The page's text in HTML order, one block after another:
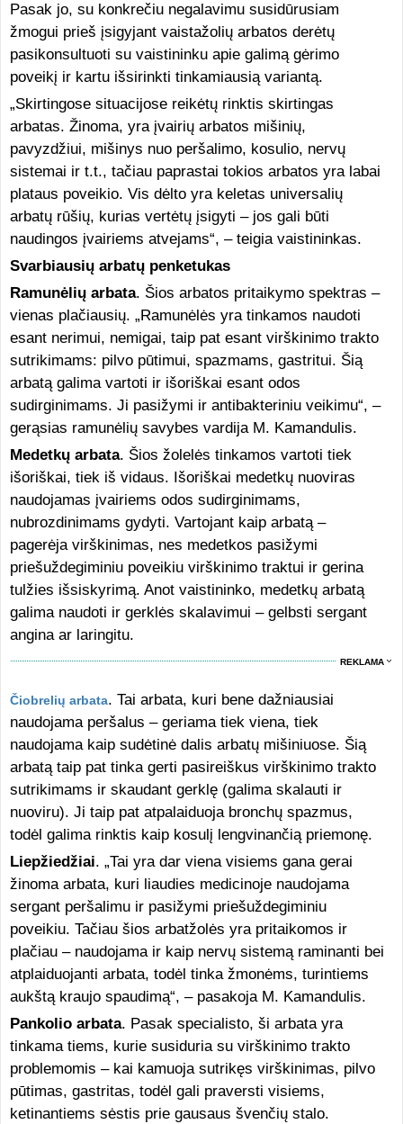
Pasak jo, su konkrečiu negalavimu susidūrusiam
žmogui prieš įsigyjant vaistažolių arbatos derėtų
pasikonsultuoti su vaistininku apie galimą gėrimo
poveikį ir kartu išsirinkti tinkamiausią variantą.
„Skirtingose situacijose reikėtų rinktis skirtingas
arbatas. Žinoma, yra įvairių arbatos mišinių,
pavyzdžiui, mišinys nuo peršalimo, kosulio, nervų
sistemai ir t.t., tačiau paprastai tokios arbatos yra labai
plataus poveikio. Vis dėlto yra keletas universalių
arbatų rūšių, kurias vertėtų įsigyti – jos gali būti
naudingos įvairiems atvejams“, – teigia vaistininkas.
Svarbiausių arbatų penketukas
Ramunėlių arbata. Šios arbatos pritaikymo spektras –
vienas plačiausių. „Ramunėlės yra tinkamos naudoti
esant nerimui, nemigai, taip pat esant virškinimo trakto
sutrikimams: pilvo pūtimui, spazmams, gastritui. Šią
arbatą galima vartoti ir išoriškai esant odos
sudirginimams. Ji pasižymi ir antibakteriniu veikimu“, –
gerąsias ramunėlių savybes vardija M. Kamandulis.
Medetkų arbata. Šios žolelės tinkamos vartoti tiek
išoriškai, tiek iš vidaus. Išoriškai medetkų nuoviras
naudojamas įvairiems odos sudirginimams,
nubrozdinimams gydyti. Vartojant kaip arbatą –
pagerėja virškinimas, nes medetkos pasižymi
priešuždegiminiu poveikiu virškinimo traktui ir gerina
tulžies išsiskyrimą. Anot vaistininko, medetkų arbatą
galima naudoti ir gerklės skalavimui – gelbsti sergant
angina ar laringitu.
REKLAMA
Čiobrelių arbata. Tai arbata, kuri bene dažniausiai
naudojama peršalus – geriama tiek viena, tiek
naudojama kaip sudėtinė dalis arbatų mišiniuose. Šią
arbatą taip pat tinka gerti pasireiškus virškinimo trakto
sutrikimams ir skaudant gerklę (galima skalauti ir
nuoviru). Ji taip pat atpalaiduoja bronchų spazmus,
todėl galima rinktis kaip kosulį lengvinančią priemonę.
Liepžiedžiai. „Tai yra dar viena visiems gana gerai
žinoma arbata, kuri liaudies medicinoje naudojama
sergant peršalimu ir pasižymi priešuždegiminiu
poveikiu. Tačiau šios arbatžolės yra pritaikomos ir
plačiau – naudojama ir kaip nervų sistemą raminanti bei
atplaiduojanti arbata, todėl tinka žmonėms, turintiems
aukštą kraujo spaudimą“, – pasakoja M. Kamandulis.
Pankolio arbata. Pasak specialisto, ši arbata yra
tinkama tiems, kurie susiduria su virškinimo trakto
problemomis – kai kamuoja sutrikęs virškinimas, pilvo
pūtimas, gastritas, todėl gali praversti visiems,
ketinantiems sėstis prie gausaus švenčių stalo.